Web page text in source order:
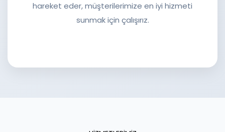
hareket eder, müşterilerimize en iyi hizmeti
sunmak için çalışırız.